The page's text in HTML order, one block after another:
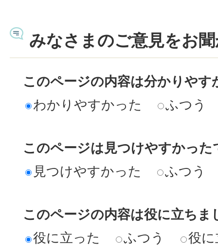
みなさまのご意見をお
このページの内容は分かりやす
わかりやすかった
ふつう
このページは見つけやすかった
見つけやすかった
ふつう
このページの内容は役に立ちま
役に立った
ふつう 役